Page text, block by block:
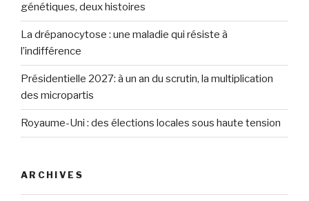
génétiques, deux histoires
La drépanocytose : une maladie qui résiste à
l’indifférence
Présidentielle 2027: à un an du scrutin, la multiplication
des micropartis
Royaume-Uni : des élections locales sous haute tension
ARCHIVES